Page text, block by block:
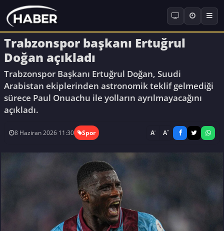
Trabzonspor başkanı Ertuğrul
Doğan açıkladı
Trabzonspor Başkanı Ertuğrul Doğan, Suudi
Arabistan ekiplerinden astronomik teklif gelmediği
sürece Paul Onuachu ile yolların ayrılmayacağını
açıkladı.
8 Haziran 2026 11:30 Spor A- A+